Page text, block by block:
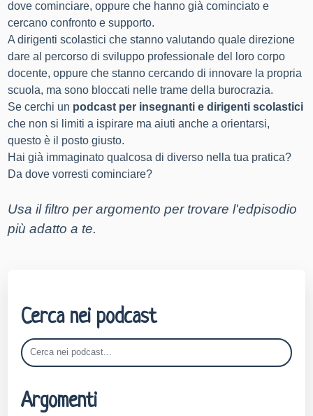
dove cominciare, oppure che hanno già cominciato e
cercano confronto e supporto.
A dirigenti scolastici che stanno valutando quale direzione
dare al percorso di sviluppo professionale del loro corpo
docente, oppure che stanno cercando di innovare la propria
scuola, ma sono bloccati nelle trame della burocrazia.
Se cerchi un podcast per insegnanti e dirigenti scolastici
che non si limiti a ispirare ma aiuti anche a orientarsi,
questo è il posto giusto.
Hai già immaginato qualcosa di diverso nella tua pratica?
Da dove vorresti cominciare?
Usa il filtro per argomento per trovare l'edpisodio
più adatto a te.
Cerca nei podcast
Argomenti